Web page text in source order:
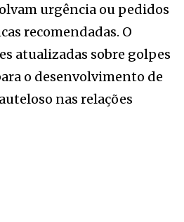
urgência ou pedidos
recomendadas. O
atualizadas sobre golpes
o desenvolvimento de
nas relações